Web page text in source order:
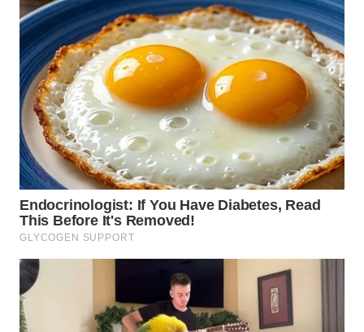
WN DELI
SERDANG
WN
TEBING
TINGGI
WN
PAKPAK
WN
KARAWANG
BEKASI